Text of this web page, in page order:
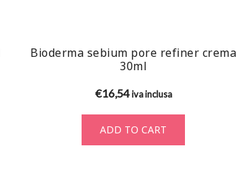
Bioderma sebium pore refiner crema
30ml
€16,54 iva inclusa
ADD TO CART